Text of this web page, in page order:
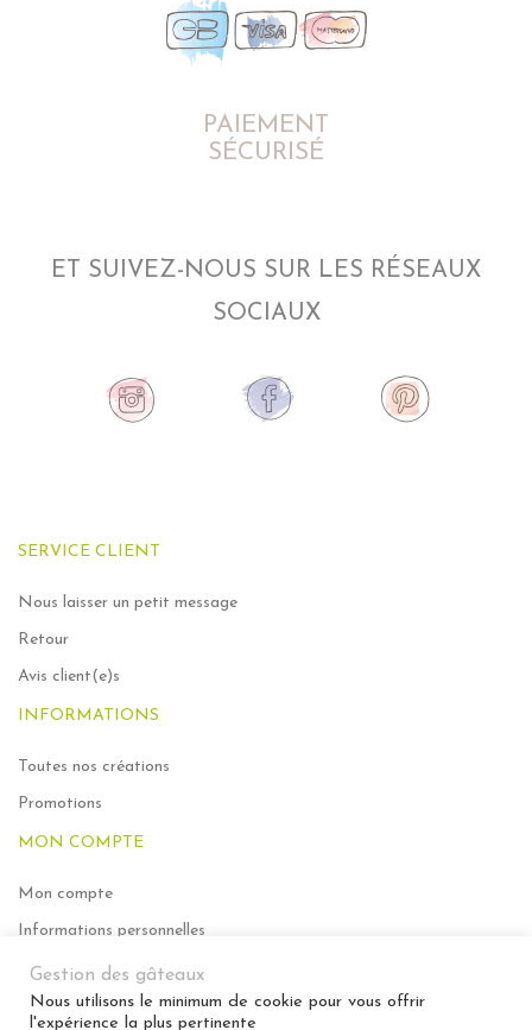
PAIEMENT
SÉCURISÉ
ET SUIVEZ-NOUS SUR LES RÉSEAUX
SOCIAUX
SERVICE CLIENT
Nous laisser un petit message
Retour
Avis client(e)s
INFORMATIONS
Toutes nos créations
Promotions
MON COMPTE
Mon compte
Informations personnelles
Mes commandes
Ma liste de souhaits
Gestion des gâteaux
Nous utilisons le minimum de cookie pour vous offrir
l'expérience la plus pertinente